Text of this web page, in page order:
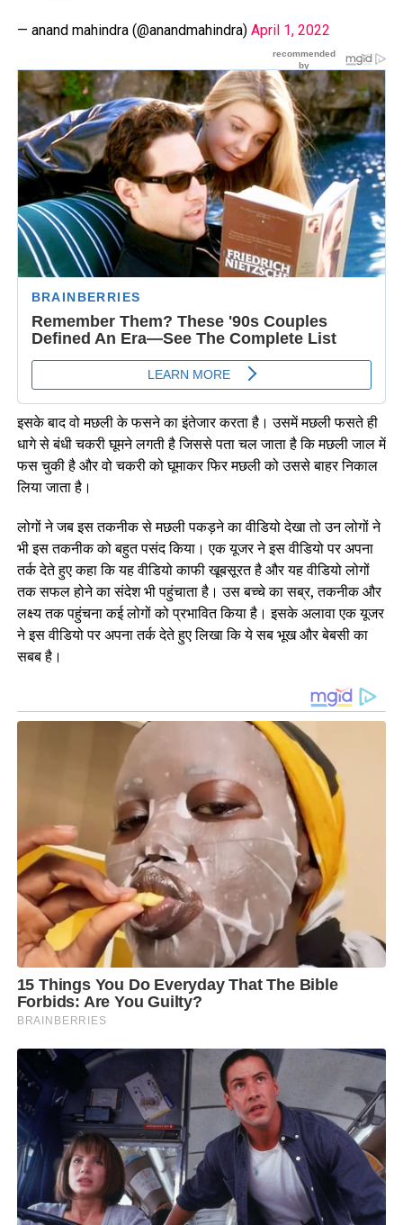
— anand mahindra (@anandmahindra) April 1, 2022
इसके बाद वो मछली के फसने का इंतेजार करता है। उसमें मछली फसते ही
धागे से बंधी चकरी घूमने लगती है जिससे पता चल जाता है कि मछली जाल में
फस चुकी है और वो चकरी को घूमाकर फिर मछली को उससे बाहर निकाल
लिया जाता है।
लोगों ने जब इस तकनीक से मछली पकड़ने का वीडियो देखा तो उन लोगों ने
भी इस तकनीक को बहुत पसंद किया। एक यूजर ने इस वीडियो पर अपना
तर्क देते हुए कहा कि यह वीडियो काफी खूबसूरत है और यह वीडियो लोगों
तक सफल होने का संदेश भी पहुंचाता है। उस बच्चे का सब्र, तकनीक और
लक्ष्य तक पहुंचना कई लोगों को प्रभावित किया है। इसके अलावा एक यूजर
ने इस वीडियो पर अपना तर्क देते हुए लिखा कि ये सब भूख और बेबसी का
सबब है।